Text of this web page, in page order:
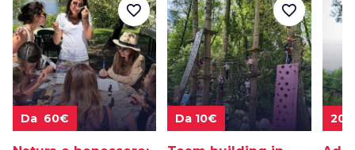
Da 60€
favorite_border
Da 10€
favorite_border
20€